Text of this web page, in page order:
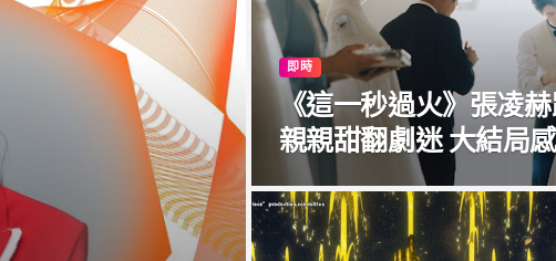
即時
《這一秒過火》張凌
親親甜翻劇